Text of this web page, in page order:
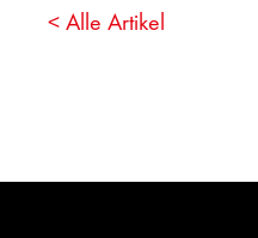
< Alle Artikel